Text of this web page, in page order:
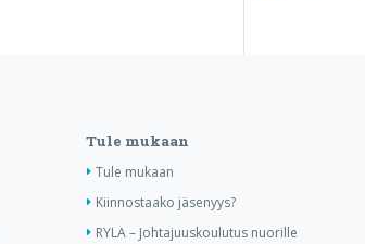
Tule mukaan
Tule mukaan
Kiinnostaako jäsenyys?
RYLA – Johtajuuskoulutus nuorille